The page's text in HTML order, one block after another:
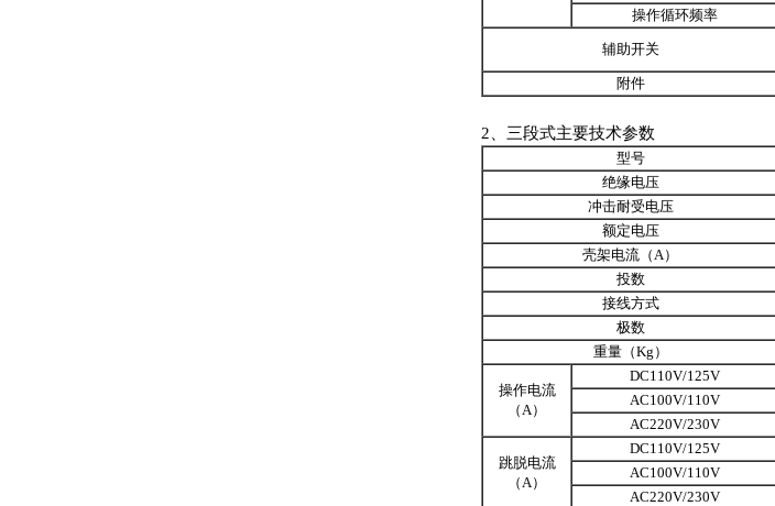
操作循环频率
辅助开关
附件
2、三段式主要技术参数
型号
绝缘电压
冲击耐受电压
额定电压
壳架电流（A）
投数
接线方式
极数
重量（Kg）
操作电流
（A）
DC110V/125V
AC100V/110V
AC220V/230V
跳脱电流
（A）
DC110V/125V
AC100V/110V
AC220V/230V